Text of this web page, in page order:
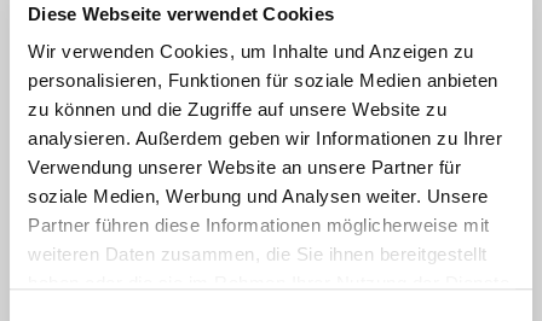
Diese Webseite verwendet Cookies
Wir verwenden Cookies, um Inhalte und Anzeigen zu
personalisieren, Funktionen für soziale Medien anbieten
zu können und die Zugriffe auf unsere Website zu
analysieren. Außerdem geben wir Informationen zu Ihrer
Verwendung unserer Website an unsere Partner für
soziale Medien, Werbung und Analysen weiter. Unsere
Partner führen diese Informationen möglicherweise mit
weiteren Daten zusammen, die Sie ihnen bereitgestellt
Zurück
Veranstaltungen für Patienten
Veranstaltungen für Fachpersonal